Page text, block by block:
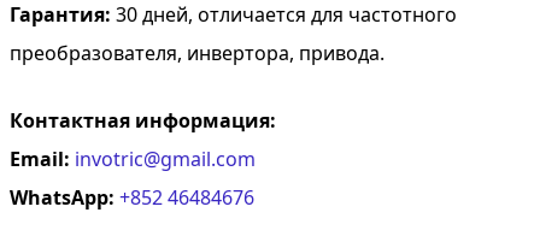
Гарантия: 30 дней, отличается для частотного
преобразователя, инвертора, привода.
Контактная информация:
Email: invotric@gmail.com
WhatsApp: +852 46484676